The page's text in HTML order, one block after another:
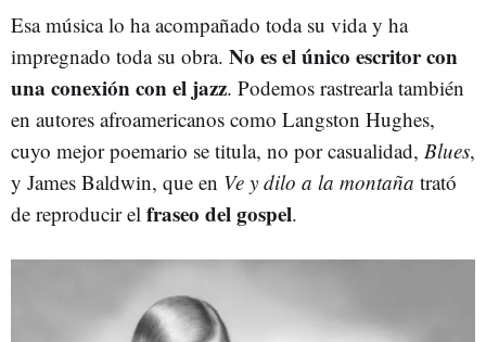
Esa música lo ha acompañado toda su vida y ha
impregnado toda su obra. No es el único escritor con
una conexión con el jazz. Podemos rastrearla también
en autores afroamericanos como Langston Hughes,
cuyo mejor poemario se titula, no por casualidad, Blues,
y James Baldwin, que en Ve y dilo a la montaña trató
de reproducir el fraseo del gospel.